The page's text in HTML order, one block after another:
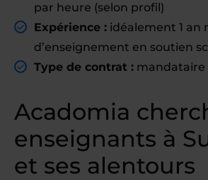
par heure (selon profil)
Expérience : idéalement 1 an
d’enseignement en soutien
Type de contrat : mandataire
Acadomia
enseignants à
et ses alentours